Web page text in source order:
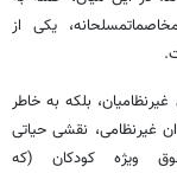
یکی از
بلکه به خاطر
غیرنظامی، نقشی حیاتی
ویژه کودکان (که